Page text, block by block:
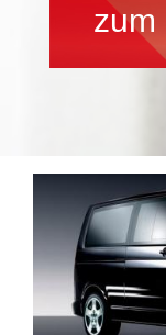
zum